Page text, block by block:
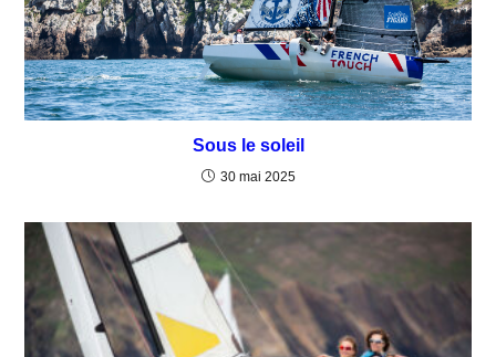
Sous le soleil
30 mai 2025